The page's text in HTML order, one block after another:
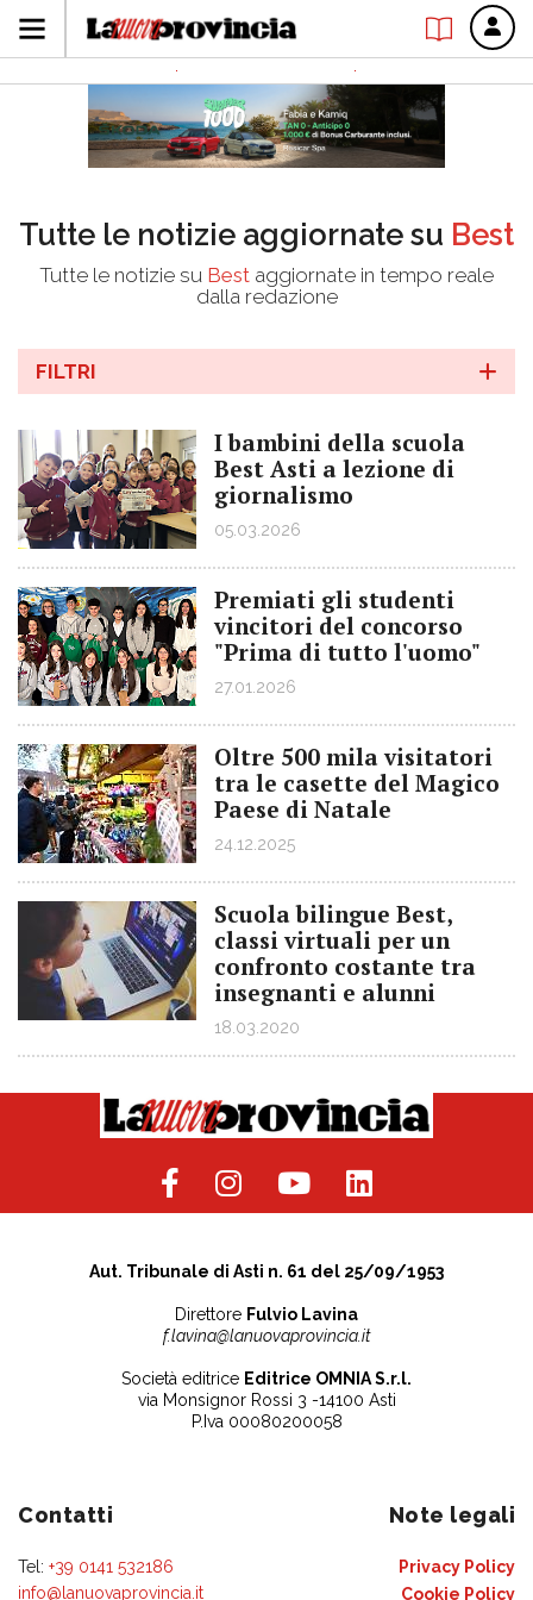
Tutte le notizie aggiornate su Best
Tutte le notizie su Best aggiornate in tempo reale
dalla redazione
FILTRI
I bambini della scuola
Best Asti a lezione di
giornalismo
05.03.2026
Premiati gli studenti
vincitori del concorso
"Prima di tutto l'uomo"
27.01.2026
Oltre 500 mila visitatori
tra le casette del Magico
Paese di Natale
24.12.2025
Scuola bilingue Best,
classi virtuali per un
confronto costante tra
insegnanti e alunni
18.03.2020
Aut. Tribunale di Asti n. 61 del 25/09/1953
Direttore Fulvio Lavina
f.lavina@lanuovaprovincia.it
Società editrice Editrice OMNIA S.r.l.
via Monsignor Rossi 3 -14100 Asti
P.Iva 00080200058
Contatti
Tel: +39 0141 532186
info@lanuovaprovincia.it
Note legali
Privacy Policy
Cookie Policy